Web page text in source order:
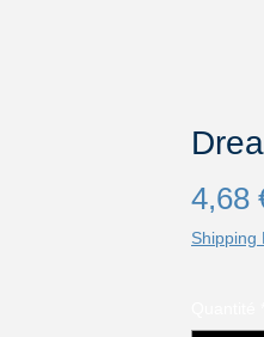
4,68
Shipping